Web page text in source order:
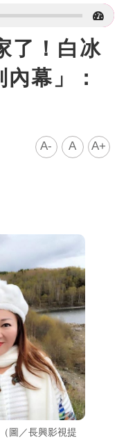
了！白冰
幕」：
A- A A+
圖／長興影視提